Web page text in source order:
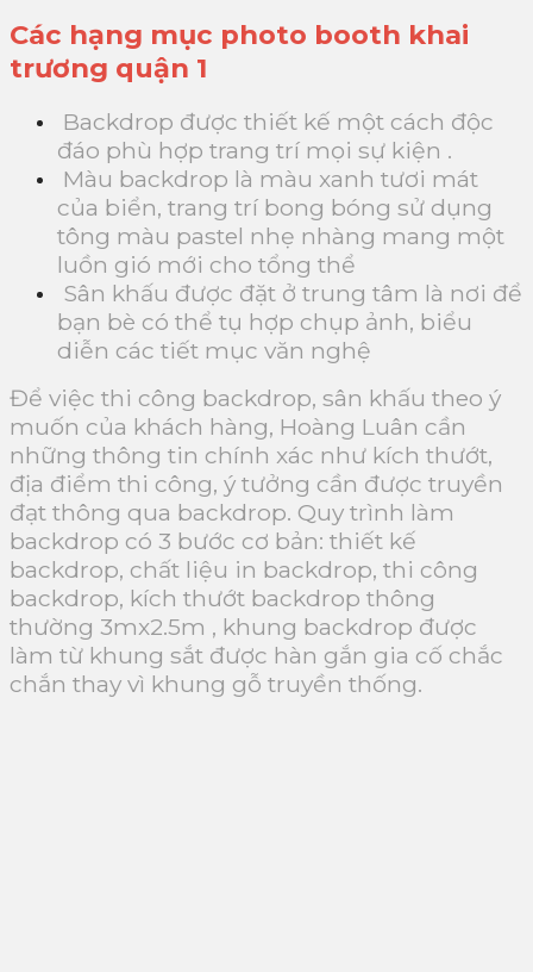
Các hạng mục photo booth khai
trương quận 1
Backdrop được thiết kế một cách độc
đáo phù hợp trang trí mọi sự kiện .
Màu backdrop là màu xanh tươi mát
của biển, trang trí bong bóng sử dụng
tông màu pastel nhẹ nhàng mang một
luồn gió mới cho tổng thể
Sân khấu được đặt ở trung tâm là nơi để
bạn bè có thể tụ hợp chụp ảnh, biểu
diễn các tiết mục văn nghệ
Để việc thi công backdrop, sân khấu theo ý
muốn của khách hàng, Hoàng Luân cần
những thông tin chính xác như kích thướt,
địa điểm thi công, ý tưởng cần được truyền
đạt thông qua backdrop. Quy trình làm
backdrop có 3 bước cơ bản: thiết kế
backdrop, chất liệu in backdrop, thi công
backdrop, kích thướt backdrop thông
thường 3mx2.5m , khung backdrop được
làm từ khung sắt được hàn gắn gia cố chắc
chắn thay vì khung gỗ truyền thống.